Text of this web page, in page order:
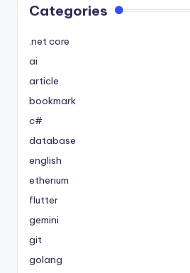
Categories
.net core
ai
article
bookmark
c#
database
english
etherium
flutter
gemini
git
golang